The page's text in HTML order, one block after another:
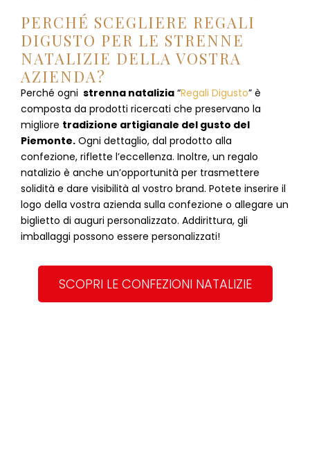
PERCHÉ SCEGLIERE REGALI
DIGUSTO PER LE STRENNE
NATALIZIE DELLA VOSTRA
AZIENDA?
Perché ogni strenna natalizia “Regali Digusto” è
composta da prodotti ricercati che preservano la
migliore tradizione artigianale del gusto del
Piemonte. Ogni dettaglio, dal prodotto alla
confezione, riflette l’eccellenza. Inoltre, un regalo
natalizio è anche un’opportunità per trasmettere
solidità e dare visibilità al vostro brand. Potete inserire il
logo della vostra azienda sulla confezione o allegare un
biglietto di auguri personalizzato. Addirittura, gli
imballaggi possono essere personalizzati!
SCOPRI LE CONFEZIONI NATALIZIE